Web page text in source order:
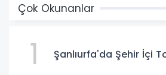
Çok Okunanlar
1 Şanlıurfa'da Şehir İçi